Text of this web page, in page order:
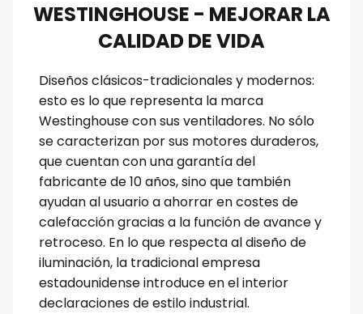
WESTINGHOUSE - MEJORAR LA
CALIDAD DE VIDA
Diseños clásicos-tradicionales y modernos:
esto es lo que representa la marca
Westinghouse con sus ventiladores. No sólo
se caracterizan por sus motores duraderos,
que cuentan con una garantía del
fabricante de 10 años, sino que también
ayudan al usuario a ahorrar en costes de
calefacción gracias a la función de avance y
retroceso. En lo que respecta al diseño de
iluminación, la tradicional empresa
estadounidense introduce en el interior
declaraciones de estilo industrial.